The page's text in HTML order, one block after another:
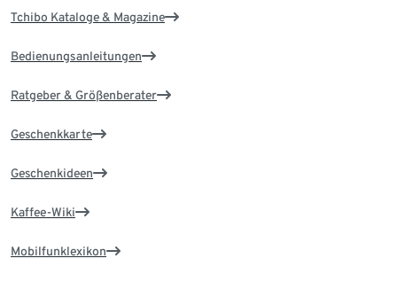
Tchibo Kataloge & Magazine
Bedienungsanleitungen
Ratgeber & Größenberater
Geschenkkarte
Geschenkideen
Kaffee-Wiki
Mobilfunklexikon